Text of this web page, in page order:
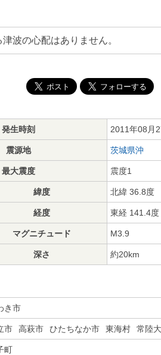
波の心配はありません。
発生時刻 2011年08月
震源地 茨城県沖
最大震度 震度1
緯度 北緯 36.8度
経度 東経 141.4度
マグニチュード M3.9
深さ 約20km
き市
市 高萩市 ひたちなか市 東海村 常陸
町